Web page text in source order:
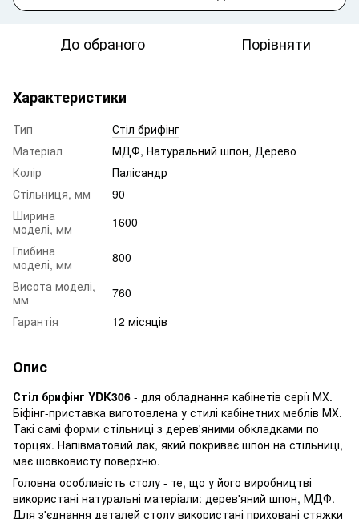
До обраного Порівняти
Характеристики
Тип
Стіл брифінг
Матеріал
МДФ, Натуральний шпон, Дерево
Колір
Палісандр
Стільниця, мм
90
Ширина
моделі, мм
1600
Глибина
моделі, мм
800
Висота моделі,
мм
760
Гарантія
12 місяців
Опис
Стіл брифінг YDK306 - для обладнання кабінетів серії МХ.
Біфінг-приставка виготовлена у стилі кабінетних меблів МХ.
Такі самі форми стільниці з дерев'яними обкладками по
торцях. Напівматовий лак, який покриває шпон на стільниці,
має шовковисту поверхню.
Головна особливість столу - те, що у його виробництві
використані натуральні матеріали: дерев'яний шпон, МДФ.
Для з'єднання деталей столу використані приховані стяжки